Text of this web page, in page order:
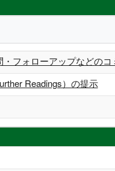
フォローアップなどの
Readings）の提示